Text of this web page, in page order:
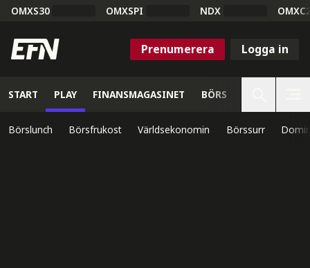
OMXS30 OMXSPI NDX
Prenumerera Logga in
START PLAY FINANSMAGASINET BÖRS
Börslunch Börsfrukost Världsekonomin Börssurr